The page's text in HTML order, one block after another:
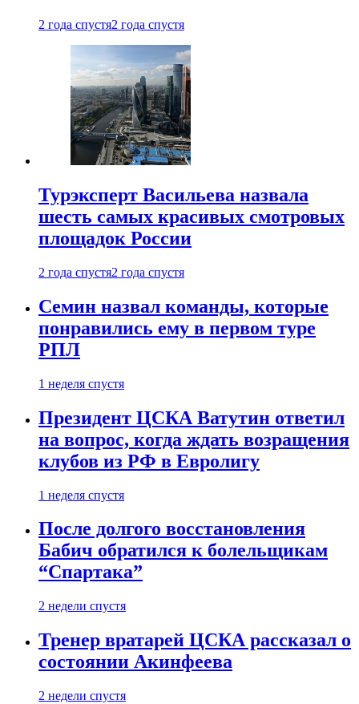
2 года спустя2 года спустя
Турэксперт Васильева назвала
шесть самых красивых смотровых
площадок России
2 года спустя2 года спустя
Семин назвал команды, которые
понравились ему в первом туре
РПЛ
1 неделя спустя
Президент ЦСКА Ватутин ответил
на вопрос, когда ждать возращения
клубов из РФ в Евролигу
1 неделя спустя
После долгого восстановления
Бабич обратился к болельщикам
“Спартака”
2 недели спустя
Тренер вратарей ЦСКА рассказал о
состоянии Акинфеева
2 недели спустя